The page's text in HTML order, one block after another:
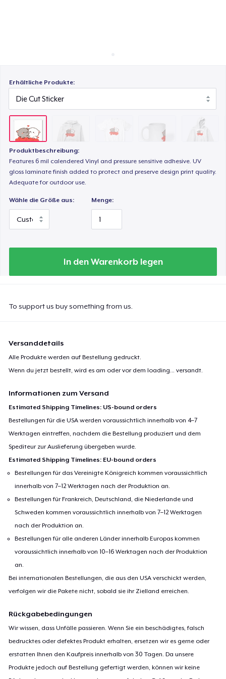
Erhältliche Produkte:
Produktbeschreibung:
Features 6 mil calendered Vinyl and pressure sensitive adhesive. UV
gloss laminate finish added to protect and preserve design print quality.
Adequate for outdoor use.
Wähle die Größe aus: Menge:
In den Warenkorb legen
To support us buy something from us.
Versanddetails
Alle Produkte werden auf Bestellung gedruckt.
Wenn du jetzt bestellt, wird es am oder vor demloading... versandt.
Informationen zum Versand
Estimated Shipping Timelines: US-bound orders
Bestellungen für die USA werden voraussichtlich innerhalb von 4–7
Werktagen eintreffen, nachdem die Bestellung produziert und dem
Spediteur zur Auslieferung übergeben wurde.
Estimated Shipping Timelines: EU-bound orders
Bestellungen für das Vereinigte Königreich kommen voraussichtlich
innerhalb von 7–12 Werktagen nach der Produktion an.
Bestellungen für Frankreich, Deutschland, die Niederlande und
Schweden kommen voraussichtlich innerhalb von 7–12 Werktagen
nach der Produktion an.
Bestellungen für alle anderen Länder innerhalb Europas kommen
voraussichtlich innerhalb von 10–16 Werktagen nach der Produktion
an.
Bei internationalen Bestellungen, die aus den USA verschickt werden,
verfolgen wir die Pakete nicht, sobald sie ihr Zielland erreichen.
Rückgabebedingungen
Wir wissen, dass Unfälle passieren. Wenn Sie ein beschädigtes, falsch
bedrucktes oder defektes Produkt erhalten, ersetzen wir es gerne oder
erstatten Ihnen den Kaufpreis innerhalb von 30 Tagen. Da unsere
Produkte jedoch auf Bestellung gefertigt werden, können wir keine
Kids Classic Pullover Hoodie
Classic Long Sleeve Tee